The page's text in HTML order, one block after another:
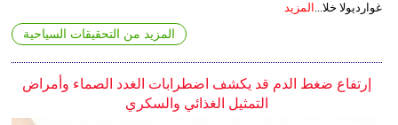
غوارديولا خلا... المزيد
المزيد من التحقيقات السياحية
إرتفاع ضغط الدم قد يكشف اضطرابات الغدد الصماء وأمراض
التمثيل الغذائي والسكري